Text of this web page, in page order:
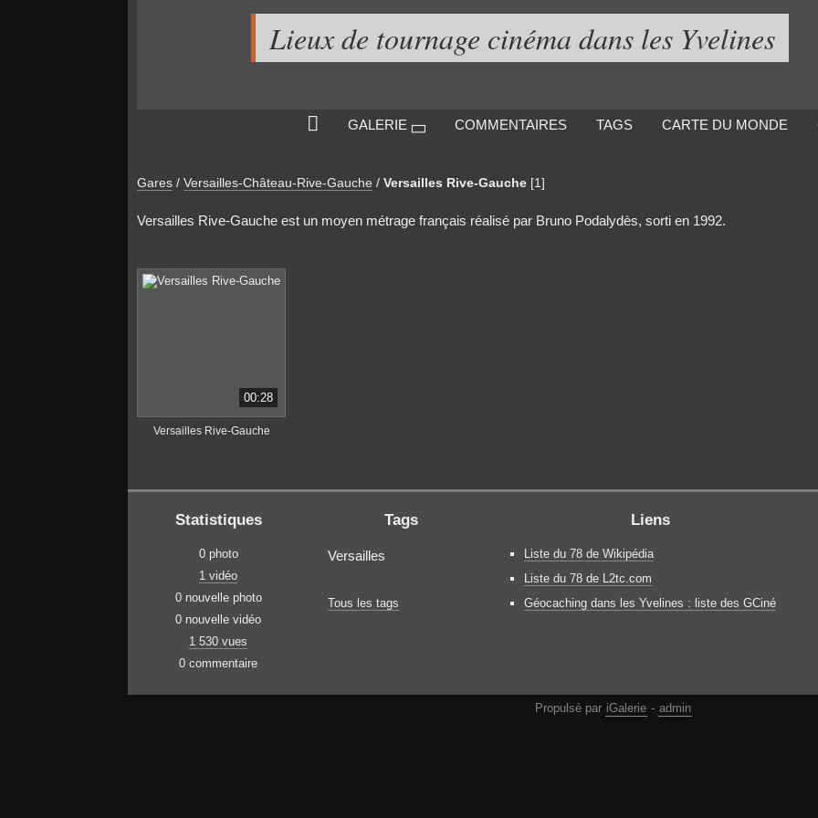
Lieux de tournage cinéma dans les Yvelines
GALERIE COMMENTAIRES TAGS CARTE DU MONDE
Gares / Versailles-Château-Rive-Gauche / Versailles Rive-Gauche [1]
Versailles Rive-Gauche est un moyen métrage français réalisé par Bruno Podalydès, sorti en 1992.
00:28
Versailles Rive-Gauche
Statistiques
0 photo
1 vidéo
0 nouvelle photo
0 nouvelle vidéo
1 530 vues
0 commentaire
Tags
Versailles
Tous les tags
Liens
Liste du 78 de Wikipédia
Liste du 78 de L2tc.com
Géocaching dans les Yvelines : liste des GCiné
Propulsé par iGalerie - admin